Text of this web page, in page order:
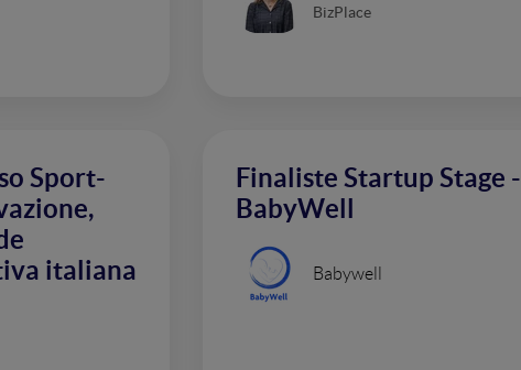
BizPlace
Sport-
italiana
Finaliste Startup Stage -
BabyWell
Babywell